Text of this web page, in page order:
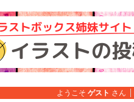
ようこそ ゲスト さん